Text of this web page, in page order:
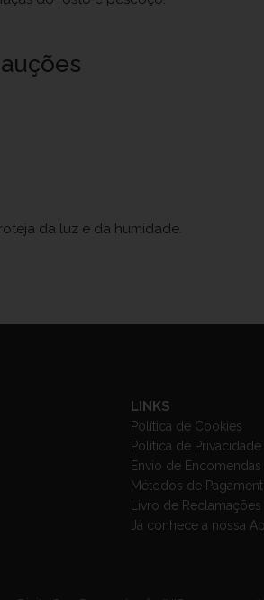
da luz e da humidade.
LINKS
Política de Cookies
Política de Privacidade
Envio de Encomendas
Métodos de
Livro de Reclamações
Já conhece a nossa